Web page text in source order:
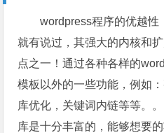
wordpress程序的优越性
就有说过，其强大的内核和
点之一！通过各种各样的
模板以外的一些功能，例如
库优化，关键词内链等等。
库是十分丰富的，能够想要